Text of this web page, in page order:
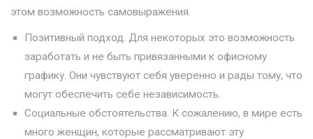
этом возможность самовыражения.
Позитивный подход. Для некоторых это возможность
заработать и не быть привязанными к офисному
графику. Они чувствуют себя уверенно и рады тому, что
могут обеспечить себе независимость.
Социальные обстоятельства. К сожалению, в мире есть
много женщин, которые рассматривают эту